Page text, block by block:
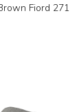
Fiord 271